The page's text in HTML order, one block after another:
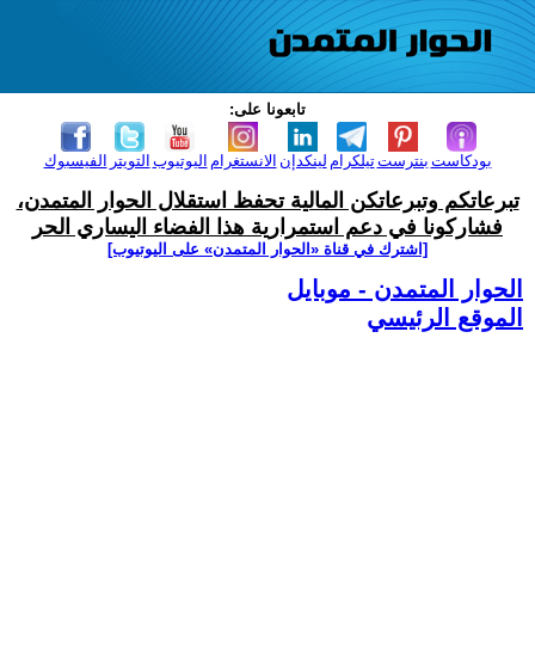
تابعونا على:
الفيسبوك التويتر اليوتيوب الانستغرام لينكدإن تيلكرامبنترست بودكاست
تبرعاتكم وتبرعاتكن المالية تحفظ استقلال الحوار المتمدن،
فشاركونا في دعم استمرارية هذا الفضاء اليساري الحر
[اشترك في قناة ‫«الحوار المتمدن» على اليوتيوب]
الحوار المتمدن - موبايل
الموقع الرئيسي